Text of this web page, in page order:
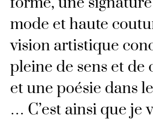
mode et haute
vision artistique
pleine de sens et de
et une poésie dans
… C’est ainsi que je